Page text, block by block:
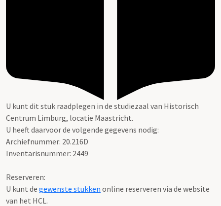
U kunt dit stuk raadplegen in de studiezaal van Historisch
Centrum Limburg, locatie Maastricht.
U heeft daarvoor de volgende gegevens nodig:
Archiefnummer: 20.216D
Inventarisnummer: 2449
Reserveren:
U kunt de gewenste stukken online reserveren via de website
van het HCL.